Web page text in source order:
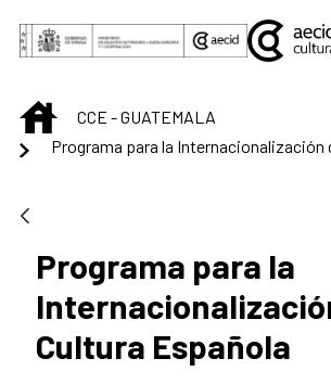
Saltar al contenido principal
INICIOCCE - GUATEMALA
Programa para la
Cultura Española